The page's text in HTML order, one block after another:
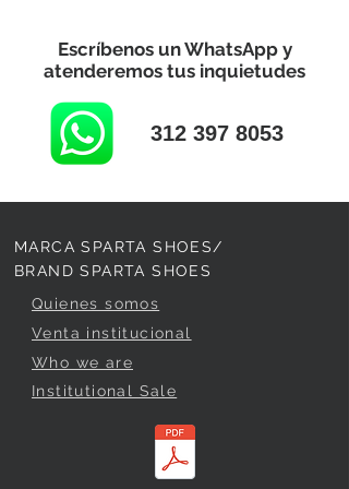
Escríbenos un WhatsApp y
atenderemos tus inquietudes
312 397 8053
MARCA SPARTA SHOES/
BRAND SPARTA SHOES
Quienes somos
Venta institucional
Who we are
Institutional Sale